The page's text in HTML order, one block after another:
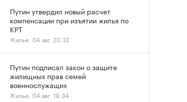
Путин утвердил новый расчет
компенсации при изъятии жилья по
КРТ
Жилье, 04 авг, 20:32
Путин подписал закон о защите
жилищных прав семей
военнослужащих
Жилье, 04 авг, 19:34